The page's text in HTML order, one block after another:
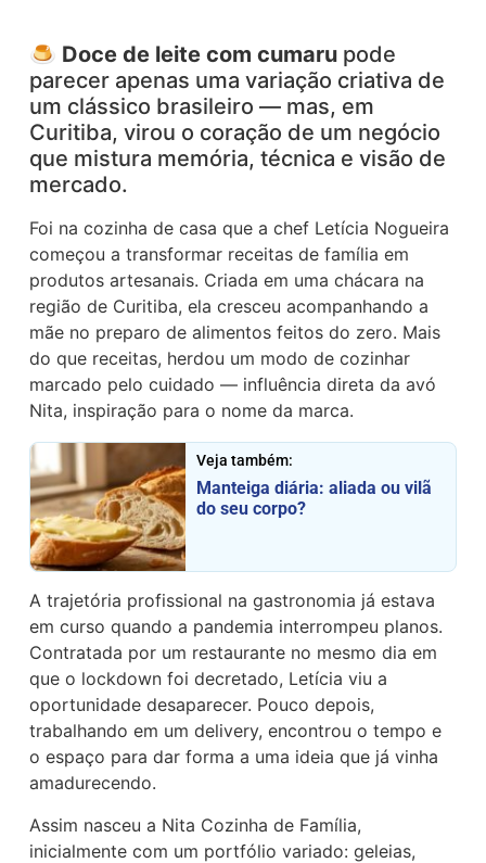
🍮 Doce de leite com cumaru pode
parecer apenas uma variação criativa de
um clássico brasileiro — mas, em
Curitiba, virou o coração de um negócio
que mistura memória, técnica e visão de
mercado.
Foi na cozinha de casa que a chef Letícia Nogueira
começou a transformar receitas de família em
produtos artesanais. Criada em uma chácara na
região de Curitiba, ela cresceu acompanhando a
mãe no preparo de alimentos feitos do zero. Mais
do que receitas, herdou um modo de cozinhar
marcado pelo cuidado — influência direta da avó
Nita, inspiração para o nome da marca.
Veja também:
Manteiga diária: aliada ou vilã
do seu corpo?
A trajetória profissional na gastronomia já estava
em curso quando a pandemia interrompeu planos.
Contratada por um restaurante no mesmo dia em
que o lockdown foi decretado, Letícia viu a
oportunidade desaparecer. Pouco depois,
trabalhando em um delivery, encontrou o tempo e
o espaço para dar forma a uma ideia que já vinha
amadurecendo.
Assim nasceu a Nita Cozinha de Família,
inicialmente com um portfólio variado: geleias,